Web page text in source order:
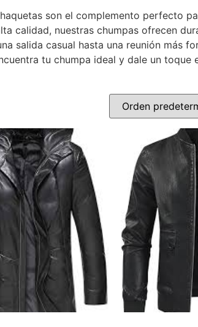
son el complemento perfecto
calidad, nuestras chumpas ofrecen
salida casual hasta una reunión más
tu chumpa ideal y dale un toque